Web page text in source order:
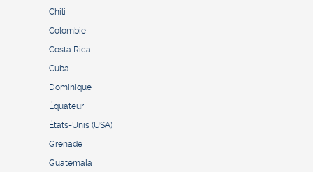
Chili
Colombie
Costa Rica
Cuba
Dominique
Équateur
États-Unis (USA)
Grenade
Guatemala